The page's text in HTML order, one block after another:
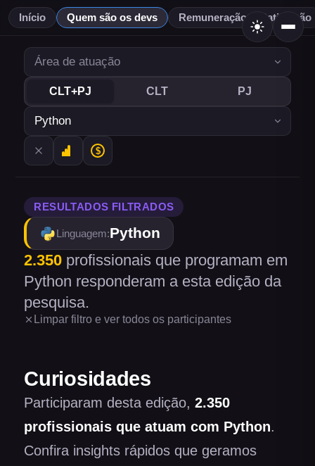
Início Quem são os devs Remuneração & Satisfação
CLT+PJ CLT PJ
RESULTADOS FILTRADOS
Linguagem:Python
2.350 profissionais que programam em
Python responderam a esta edição da
pesquisa.
Limpar filtro e ver todos os participantes
Curiosidades
Participaram desta edição, 2.350
profissionais que atuam com Python.
Confira insights rápidos que geramos